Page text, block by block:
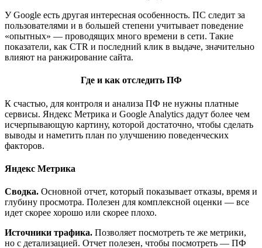
У Google есть другая интересная особенность. ПС следит за
пользователями и в большей степени учитывает поведение
«опытных» — проводящих много времени в сети. Такие
показатели, как CTR и последний клик в выдаче, значительно
влияют на ранжирование сайта.
Где и как отследить ПФ
К счастью, для контроля и анализа ПФ не нужны платные
сервисы. Яндекс Метрика и Google Analytics дадут более чем
исчерпывающую картину, которой достаточно, чтобы сделать
выводы и наметить план по улучшению поведенческих
факторов.
Яндекс Метрика
Сводка. Основной отчет, который показывает отказы, время и
глубину просмотра. Полезен для комплексной оценки — все
идет скорее хорошо или скорее плохо.
Источники трафика. Позволяет посмотреть те же метрики,
но с детализацией. Отчет полезен, чтобы посмотреть — ПФ